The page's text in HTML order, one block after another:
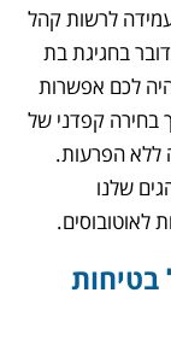
לרשות קהל
בחגיגת בת
לכם אפשרות
בחירה קפדני של
ללא הפרעות.
שלנו
לאוטובוסים.
בטיחות